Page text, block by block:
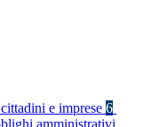
e imprese 6